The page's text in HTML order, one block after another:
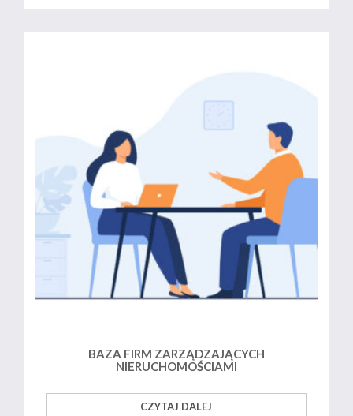
BAZA FIRM ZARZĄDZAJĄCYCH
NIERUCHOMOŚCIAMI
CZYTAJ DALEJ